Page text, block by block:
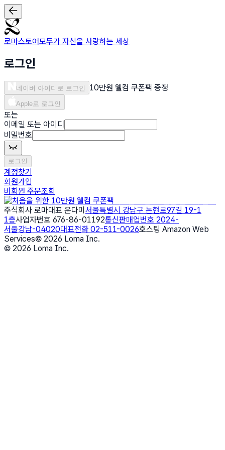
로마스토어모두가 자신을 사랑하는 세상
로그인
네이버 아이디로 로그인 10만원 웰컴 쿠폰팩 증정
Apple로 로그인
또는
이메일 또는 아이디
비밀번호
로그인
계정찾기
회원가입
비회원 주문조회
주식회사 로마대표 윤다미 서울특별시 강남구 논현로97길 19-1
1층사업자번호 676-86-01192통신판매업번호 2024-
서울강남-04020대표전화 02-511-0026호스팅 Amazon Web
Services© 2026 Loma Inc.
© 2026 Loma Inc.